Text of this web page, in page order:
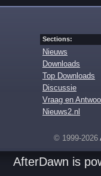
Sections:
Nieuws
Downloads
Top Downloads
Discussie
Vraag en
Nieuws2.nl
© 1999-2026
AfterDawn is